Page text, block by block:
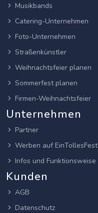
Musikbands
Catering-Unternehmen
Foto-Unternehmen
Straßenkünstler
Weihnachtsfeier planen
Sommerfest planen
Firmen-Weihnachtsfeier
Unternehmen
Partner
Werben auf EinTollesFest
Infos und Funktionsweise
Kunden
AGB
Datenschutz